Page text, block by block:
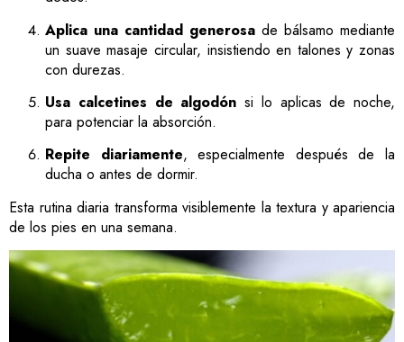
Aplica una cantidad generosa de bálsamo mediante
un suave masaje circular, insistiendo en talones y zonas
con durezas.
Usa calcetines de algodón si lo aplicas de noche,
para potenciar la absorción.
Repite diariamente, especialmente después de la
ducha o antes de dormir.
Esta rutina diaria transforma visiblemente la textura y apariencia
de los pies en una semana.